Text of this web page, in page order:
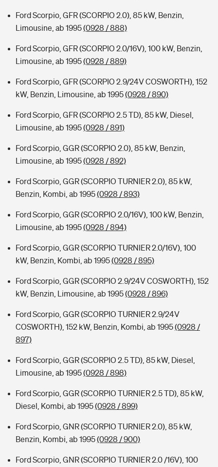
Ford Scorpio, GFR (SCORPIO 2.0), 85 kW, Benzin,
Limousine, ab 1995(0928 / 888)
Ford Scorpio, GFR (SCORPIO 2.0/16V), 100 kW, Benzin,
Limousine, ab 1995(0928 / 889)
Ford Scorpio, GFR (SCORPIO 2.9/24V COSWORTH), 152
kW, Benzin, Limousine, ab 1995(0928 / 890)
Ford Scorpio, GFR (SCORPIO 2.5 TD), 85 kW, Diesel,
Limousine, ab 1995(0928 / 891)
Ford Scorpio, GGR (SCORPIO 2.0), 85 kW, Benzin,
Limousine, ab 1995(0928 / 892)
Ford Scorpio, GGR (SCORPIO TURNIER 2.0), 85 kW,
Benzin, Kombi, ab 1995(0928 / 893)
Ford Scorpio, GGR (SCORPIO 2.0/16V), 100 kW, Benzin,
Limousine, ab 1995(0928 / 894)
Ford Scorpio, GGR (SCORPIO TURNIER 2.0/16V), 100
kW, Benzin, Kombi, ab 1995(0928 / 895)
Ford Scorpio, GGR (SCORPIO 2.9/24V COSWORTH), 152
kW, Benzin, Limousine, ab 1995(0928 / 896)
Ford Scorpio, GGR (SCORPIO TURNIER 2.9/24V
COSWORTH), 152 kW, Benzin, Kombi, ab 1995(0928 /
897)
Ford Scorpio, GGR (SCORPIO 2.5 TD), 85 kW, Diesel,
Limousine, ab 1995(0928 / 898)
Ford Scorpio, GGR (SCORPIO TURNIER 2.5 TD), 85 kW,
Diesel, Kombi, ab 1995(0928 / 899)
Ford Scorpio, GNR (SCORPIO TURNIER 2.0), 85 kW,
Benzin, Kombi, ab 1995(0928 / 900)
Ford Scorpio, GNR (SCORPIO TURNIER 2.0 /16V), 100